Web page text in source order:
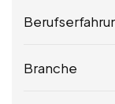
Branche